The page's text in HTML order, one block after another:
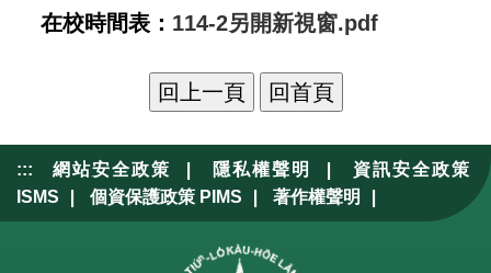
在校時間表 ： 114-2另開新視窗.pdf
::: 網站安全政策 | 隱私權聲明 |
資訊安全政策
ISMS
| 個資保護政策 PIMS | 著作權聲明 |